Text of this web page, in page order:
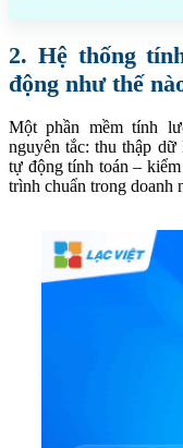
2. Hệ thống
động như thế
Một phần mềm tính
nguyên tắc: thu thập
tự động tính toán –
trình chuẩn trong doanh